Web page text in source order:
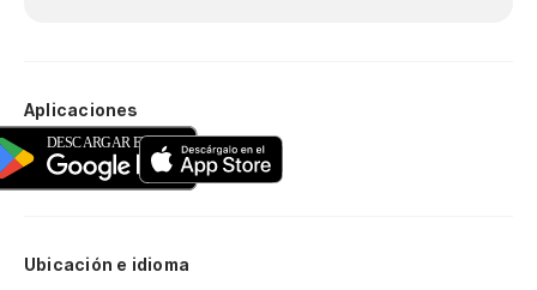
Aplicaciones
Ubicación e idioma